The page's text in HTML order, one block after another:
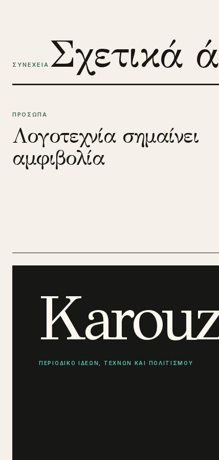
ΣΥΝΕΧΕΙΑ Σχετικά
ΠΡΟΣΩΠΑ
Λογοτεχνία σημαίνει
αμφιβολία
ΠΕΡΙΟΔΙΚΟ ΙΔΕΩΝ, ΤΕΧΝΩΝ ΚΑΙ ΠΟΛΙΤΙΣΜΟΥ